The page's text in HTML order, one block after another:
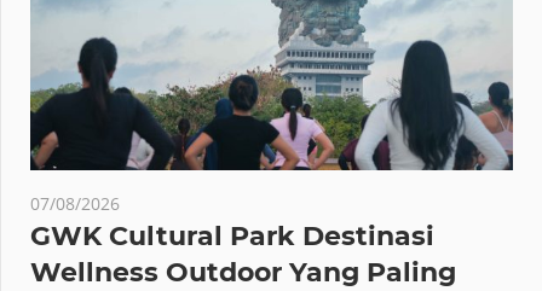
07/08/2026
GWK Cultural Park Destinasi
Wellness Outdoor Yang Paling